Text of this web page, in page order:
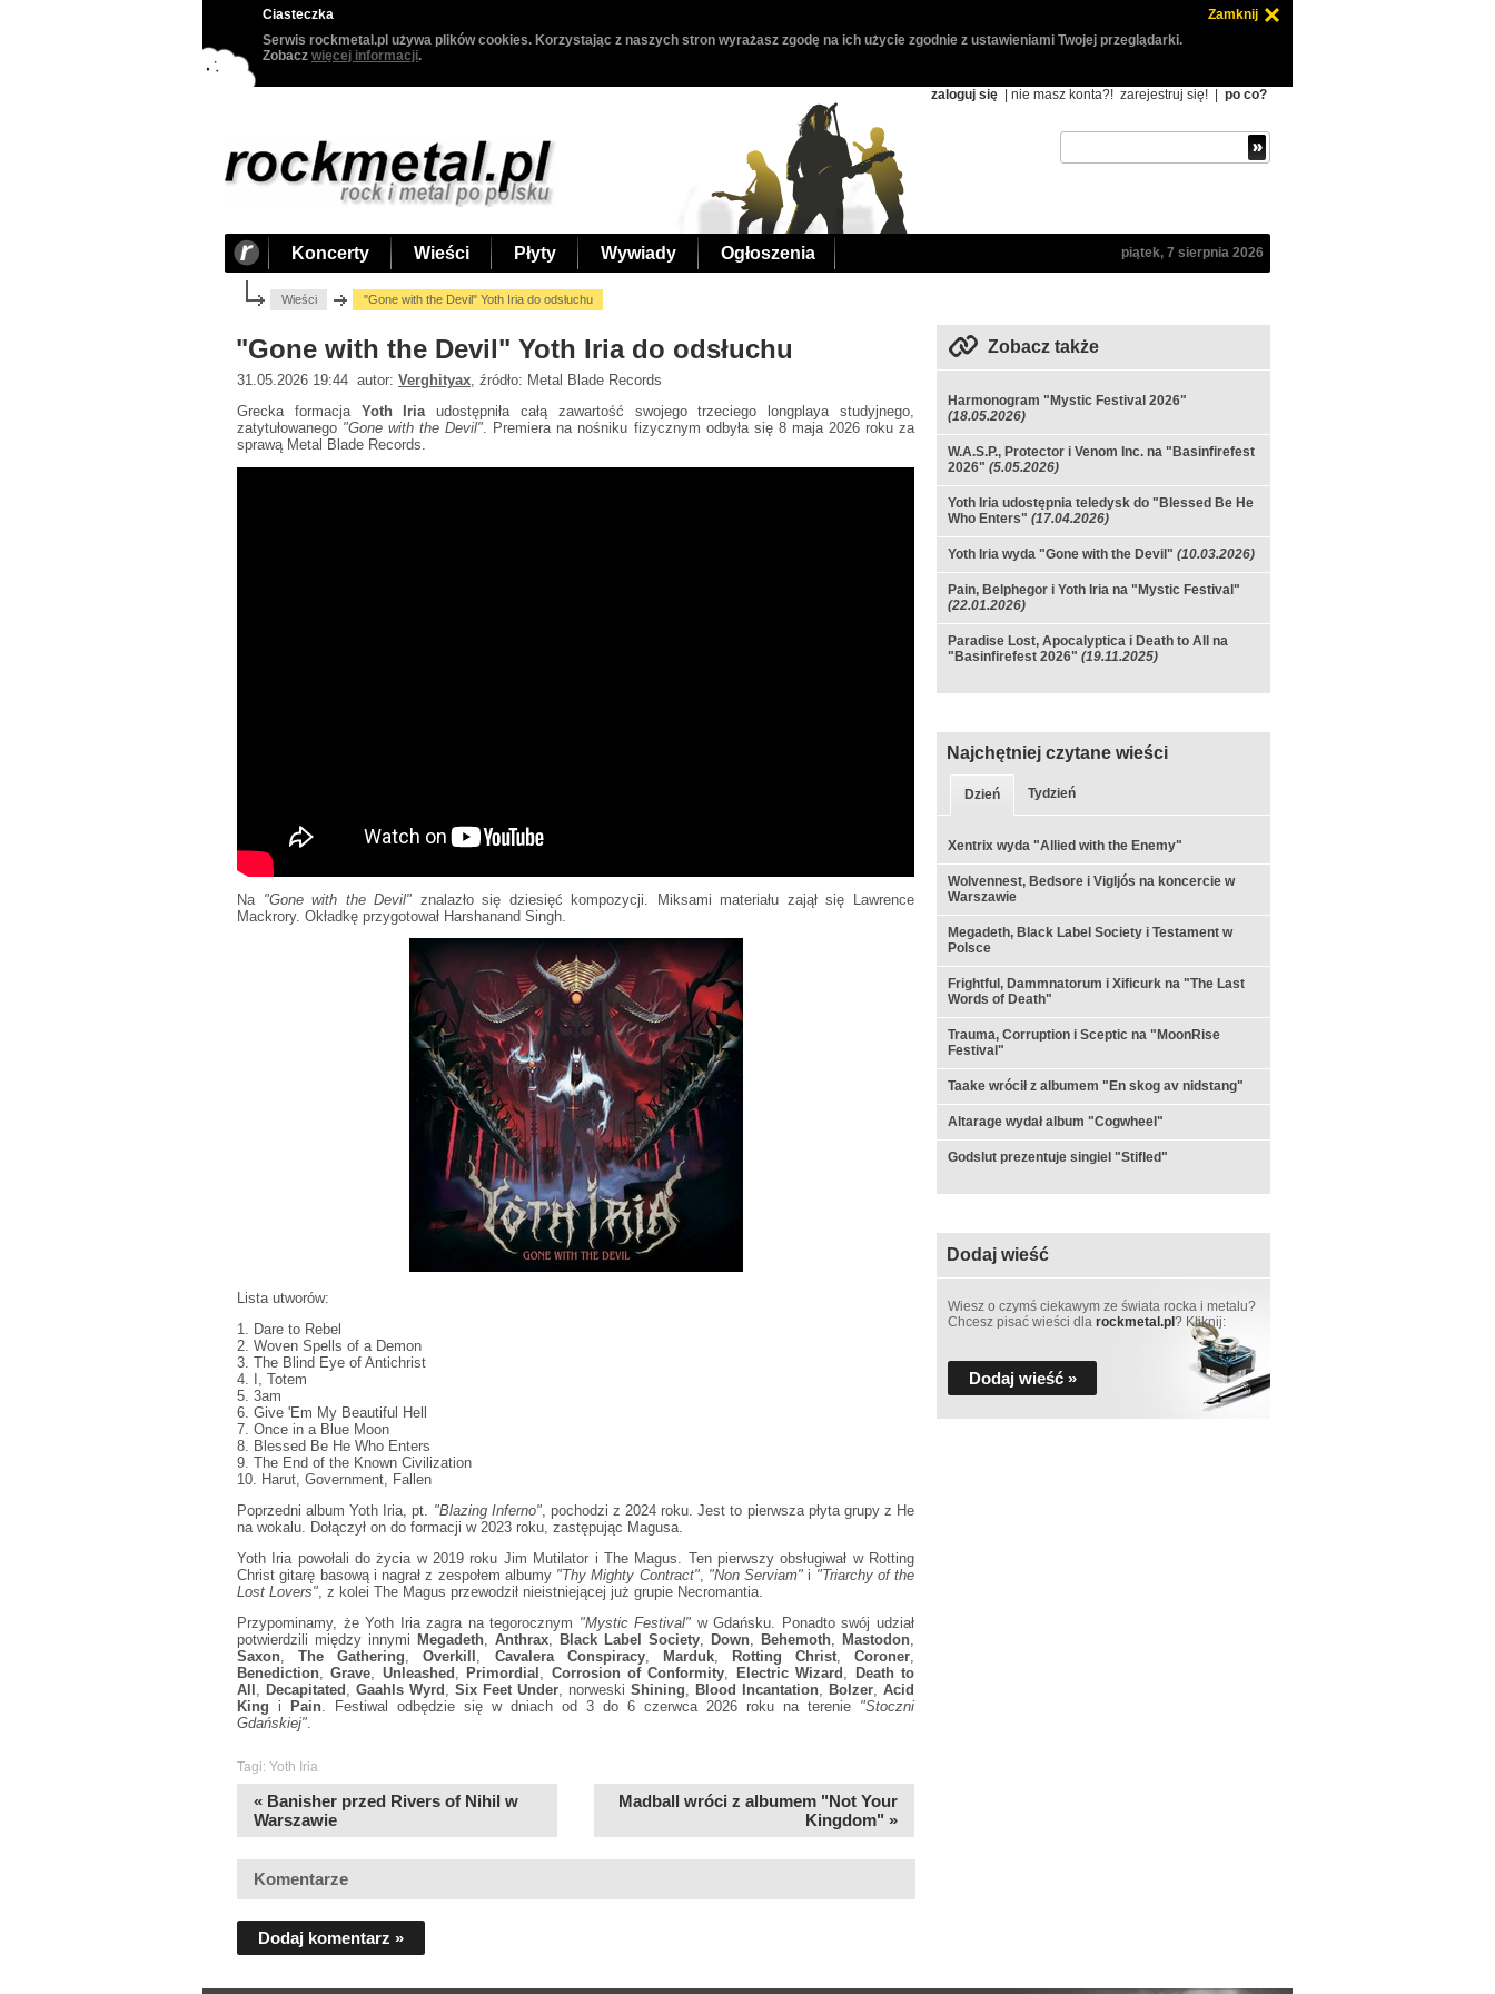
Ciasteczka
Zamknij
Serwis rockmetal.pl używa plików cookies. Korzystając z naszych stron wyrażasz zgodę na ich użycie zgodnie z ustawieniami Twojej przeglądarki.
Zobacz więcej informacji.
zaloguj się | nie masz konta?! zarejestruj się! po co?
Koncerty Wieści Płyty Wywiady Ogłoszenia piątek, 7 sierpnia 2026
Wieści "Gone with the Devil" Yoth Iria do odsłuchu
"Gone with the Devil" Yoth Iria do odsłuchu
31.05.2026 19:44 autor: Verghityax , źródło: Metal Blade Records
Grecka formacja Yoth Iriaudostępniła całą zawartość swojego trzeciego longplaya studyjnego,
zatytułowanego "Gone with the Devil" . Premiera na nośniku fizycznym odbyła się 8 maja 2026 roku za
sprawą Metal Blade Records.
Na "Gone with the Devil" znalazło się dziesięć kompozycji. Miksami materiału zajął się Lawrence
Mackrory. Okładkę przygotował Harshanand Singh.
Lista utworów:
1. Dare to Rebel
2. Woven Spells of a Demon
3. The Blind Eye of Antichrist
4. I, Totem
5. 3am
6. Give 'Em My Beautiful Hell
7. Once in a Blue Moon
8. Blessed Be He Who Enters
9. The End of the Known Civilization
10. Harut, Government, Fallen
Poprzedni album Yoth Iria, pt. "Blazing Inferno", pochodzi z 2024 roku. Jest to pierwsza płyta grupy z He
na wokalu. Dołączył on do formacji w 2023 roku, zastępując Magusa.
Yoth Iria powołali do życia w 2019 roku Jim Mutilator i The Magus. Ten pierwszy obsługiwał w Rotting
Christ gitarę basową i nagrał z zespołem albumy"Thy Mighty Contract", "Non Serviam" i "Triarchy of the
Lost Lovers", z kolei The Magus przewodził nieistniejącej już grupie Necromantia.
Przypominamy, że Yoth Iria zagra na tegorocznym "Mystic Festival" w Gdańsku. Ponadto swój udział
potwierdzili między innymi Megadeth, Anthrax, Black Label Society, Down, Behemoth, Mastodon,
Saxon,The Gathering,Overkill , Cavalera Conspiracy, Marduk, Rotting Christ,Coroner,
Benediction,Grave, Unleashed , Primordial , Corrosion of Conformity, Electric Wizard ,
Death to
All , Decapitated , Gaahls Wyrd , Six Feet Under, norweski Shining, Blood Incantation, Bolzer, Acid
King i Pain. Festiwal odbędzie się w dniach od 3 do 6 czerwca 2026 roku na terenie "Stoczni
Gdańskiej".
Tagi: Yoth Iria
« Banisher przed Rivers of Nihil w
Warszawie
Madball wróci z albumem "Not Your
Kingdom" »
Komentarze
Dodaj komentarz »
Zobacz także
Harmonogram "Mystic Festival 2026"
(18.05.2026)
W.A.S.P., Protector i Venom Inc. na "Basinfirefest
2026" (5.05.2026)
Yoth Iria udostępnia teledysk do "Blessed Be He
Who Enters" (17.04.2026)
Yoth Iria wyda "Gone with the Devil" (10.03.2026)
Pain, Belphegor i Yoth Iria na "Mystic Festival"
(22.01.2026)
Paradise Lost, Apocalyptica i Death to All na
"Basinfirefest 2026" (19.11.2025)
Najchętniej czytane wieści
Dzień Tydzień
Xentrix wyda "Allied with the Enemy"
Wolvennest, Bedsore i Vigljós na koncercie w
Warszawie
Megadeth, Black Label Society i Testament w
Polsce
Frightful, Dammnatorum i Xificurk na "The Last
Words of Death"
Trauma, Corruption i Sceptic na "MoonRise
Festival"
Taake wrócił z albumem "En skog av nidstang"
Altarage wydał album "Cogwheel"
Godslut prezentuje singiel "Stifled"
Dodaj wieść
Wiesz o czymś ciekawym ze świata rocka i metalu?
Chcesz pisać wieści dla rockmetal.pl ? Kliknij:
Dodaj wieść »